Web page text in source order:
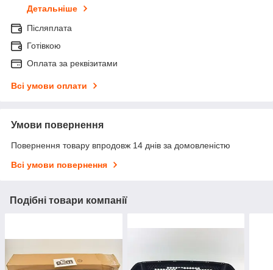
Детальніше
Післяплата
Готівкою
Оплата за реквізитами
Всі умови оплати
Умови повернення
Повернення товару впродовж 14 днів за домовленістю
Всі умови повернення
Подібні товари компанії